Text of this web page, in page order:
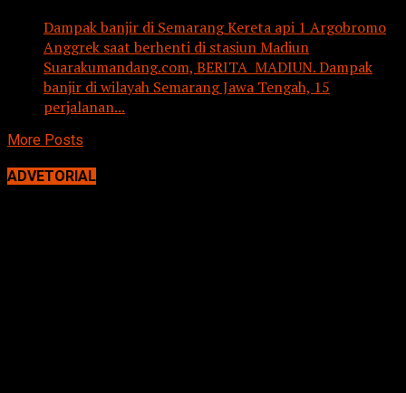
Dampak banjir di Semarang Kereta api 1 Argobromo
Anggrek saat berhenti di stasiun Madiun
Suarakumandang.com, BERITA MADIUN. Dampak
banjir di wilayah Semarang Jawa Tengah, 15
perjalanan...
More Posts
ADVETORIAL